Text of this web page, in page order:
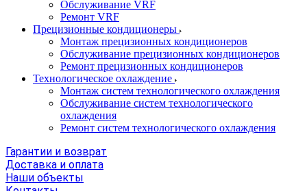
Обслуживание VRF
Ремонт VRF
Прецизионные кондиционеры
Монтаж прецизионных кондиционеров
Обслуживание прецизионных кондиционеров
Ремонт прецизионных кондиционеров
Технологическое охлаждение
Монтаж систем технологического охлаждения
Обслуживание систем технологического
охлаждения
Ремонт систем технологического охлаждения
Гарантии и возврат
Доставка и оплата
Наши объекты